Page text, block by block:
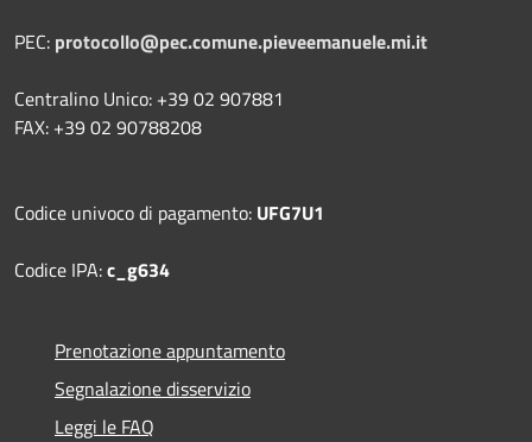
PEC: protocollo@pec.comune.pieveemanuele.mi.it
Centralino Unico: +39 02 907881
FAX: +39 02 90788208
Codice univoco di pagamento: UFG7U1
Codice IPA:c_g634
Prenotazione appuntamento
Segnalazione disservizio
Leggi le FAQ